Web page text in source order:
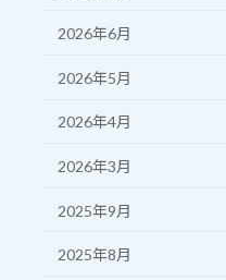
2026年6月
2026年5月
2026年4月
2026年3月
2025年9月
2025年8月